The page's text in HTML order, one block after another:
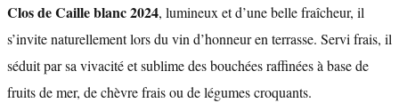
Clos de Caille blanc 2024, lumineux et d’une belle fraîcheur, il
s’invite naturellement lors du vin d’honneur en terrasse. Servi frais, il
séduit par sa vivacité et sublime des bouchées raffinées à base de
fruits de mer, de chèvre frais ou de légumes croquants.